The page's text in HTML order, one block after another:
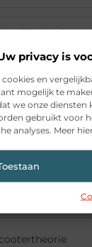
privacy is
en
mogelijk te
we onze
gebruikt voor
analyses. Meer
mijn CBR
van Gelijk